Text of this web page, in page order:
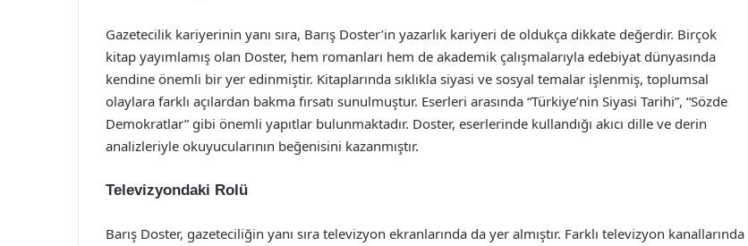
Gazetecilik kariyerinin yanı sıra, Barış Doster’in yazarlık kariyeri de oldukça dikkate değerdir. Birçok
kitap yayımlamış olan Doster, hem romanları hem de akademik çalışmalarıyla edebiyat dünyasında
kendine önemli bir yer edinmiştir. Kitaplarında sıklıkla siyasi ve sosyal temalar işlenmiş, toplumsal
olaylara farklı açılardan bakma fırsatı sunulmuştur. Eserleri arasında “Türkiye’nin Siyasi Tarihi”, “Sözde
Demokratlar” gibi önemli yapıtlar bulunmaktadır. Doster, eserlerinde kullandığı akıcı dille ve derin
analizleriyle okuyucularının beğenisini kazanmıştır.
Televizyondaki Rolü
Barış Doster, gazeteciliğin yanı sıra televizyon ekranlarında da yer almıştır. Farklı televizyon kanallarında